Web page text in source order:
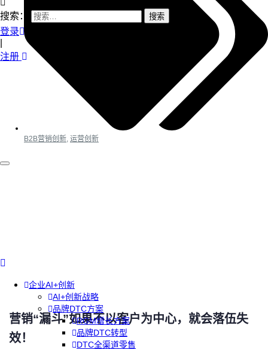
搜索：
登录
注册
企业AI+创新
AI+创新战略
品牌DTC方案
RGM增长方案
品牌DTC转型
DTC全渠道零售
B2B营销创新 运营创新
营销“漏斗”如果不以客户为中心，就会落伍失
效！